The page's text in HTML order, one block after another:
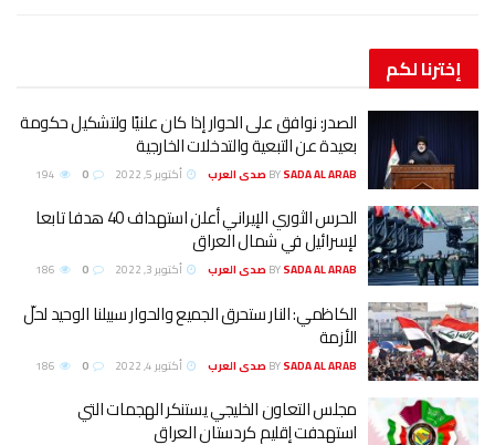
إخترنالكم
الصدر: نوافق على الحوار إذا كان علنيًا ولتشكيل حكومة
بعيدة عن التبعية والتدخلات الخارجية
BYSADA AL ARAB صدى العرب أكتوبر 5, 2022
الحرس الثوري الإيراني أعلن استهداف 40 هدفا تابعا
لإسرائيل في شمال العراق
BYSADA AL ARAB صدى العرب أكتوبر 3, 2022
الكاظمي: النار ستحرق الجميع والحوار سبيلنا الوحيد لحلّ
الأزمة
BYSADA AL ARAB صدى العرب أكتوبر 4, 2022
مجلس التعاون الخليجي يستنكر الهجمات التي
استهدفت إقليم كردستان العراق